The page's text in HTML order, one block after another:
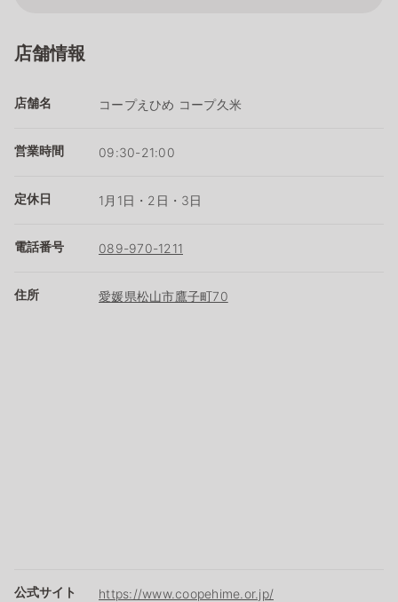
店舗情報
店舗名 コープえひめ コープ久米
営業時間 09:30-21:00
定休日 1月1日・2日・3日
電話番号 089-970-1211
住所 愛媛県松山市鷹子町70
公式サイト https://www.coopehime.or.jp/